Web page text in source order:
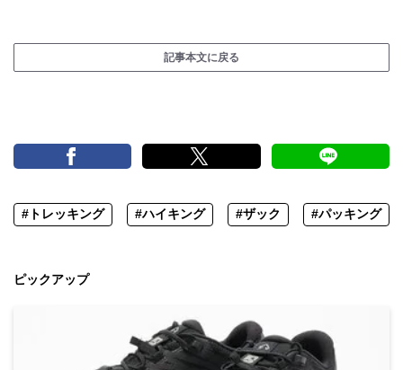
記事本文に戻る
#トレッキング #ハイキング #ザック #パッキング
ピックアップ